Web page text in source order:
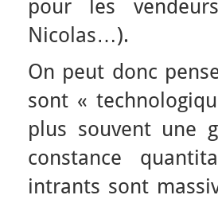
pour les
Nicolas…).
On peut donc
sont «
plus souvent une
constance
intrants sont